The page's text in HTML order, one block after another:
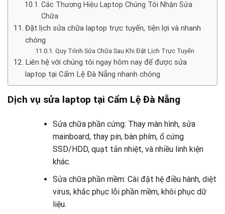
Các Thương Hiệu Laptop Chúng Tôi Nhận Sửa
Chữa
Đặt lịch sửa chữa laptop trực tuyến, tiện lợi và nhanh
chóng
Quy Trình Sửa Chữa Sau Khi Đặt Lịch Trực Tuyến
Liên hệ với chúng tôi ngay hôm nay để được sửa
laptop tại Cẩm Lệ Đà Nẵng nhanh chóng
Dịch vụ sửa laptop tại Cẩm Lệ Đà Nẵng
Sửa chữa phần cứng: Thay màn hình, sửa
mainboard, thay pin, bàn phím, ổ cứng
SSD/HDD, quạt tản nhiệt, và nhiều linh kiện
khác.
Sửa chữa phần mềm: Cài đặt hệ điều hành, diệt
virus, khắc phục lỗi phần mềm, khôi phục dữ
liệu.